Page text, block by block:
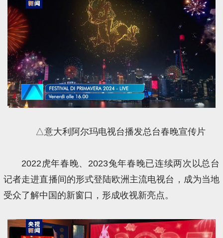
△意大利阿尔玛电视台播发总台春晚宣传片
2022虎年春晚、2023兔年春晚已连续两次以总台
记者走进直播间的形式登陆欧洲主流电视台，成为当地
受众了解中国的新窗口，形成收视新亮点。